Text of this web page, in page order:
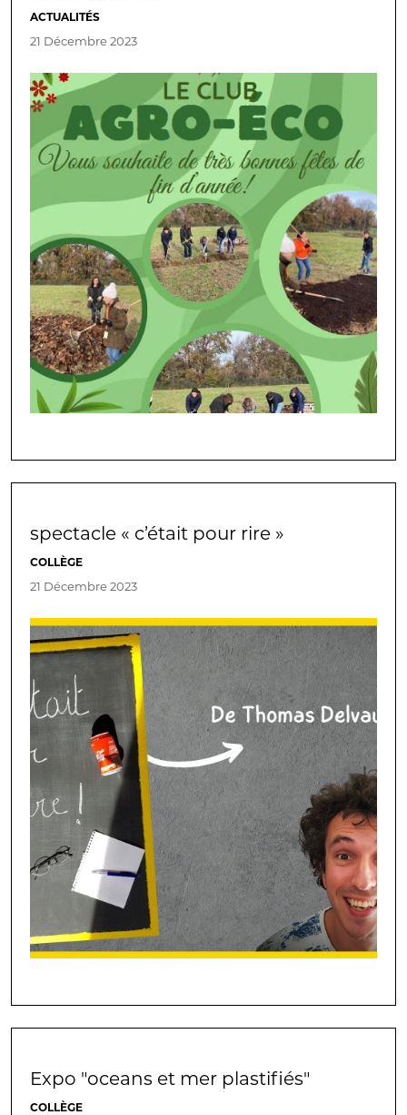
ACTUALITÉS
21 Décembre 2023
spectacle « c’était pour rire »
COLLÈGE
21 Décembre 2023
Expo "oceans et mer plastifiés"
COLLÈGE